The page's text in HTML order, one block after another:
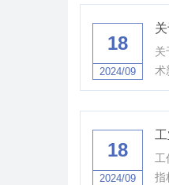
18
2024/09
关
术
18
2024/09
工
指